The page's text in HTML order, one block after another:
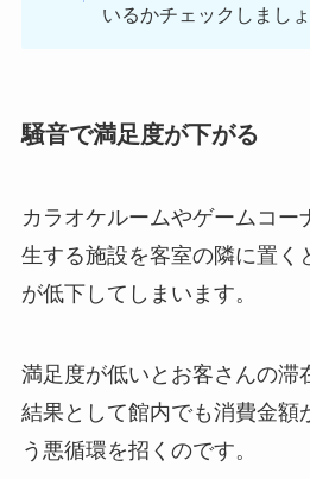
いるかチェックしましょ
騒音で満足度が下がる
カラオケルームやゲームコー
生する施設を客室の隣に置く
が低下してしまいます。
満足度が低いとお客さんの滞
結果として館内でも消費金額
う悪循環を招くのです。